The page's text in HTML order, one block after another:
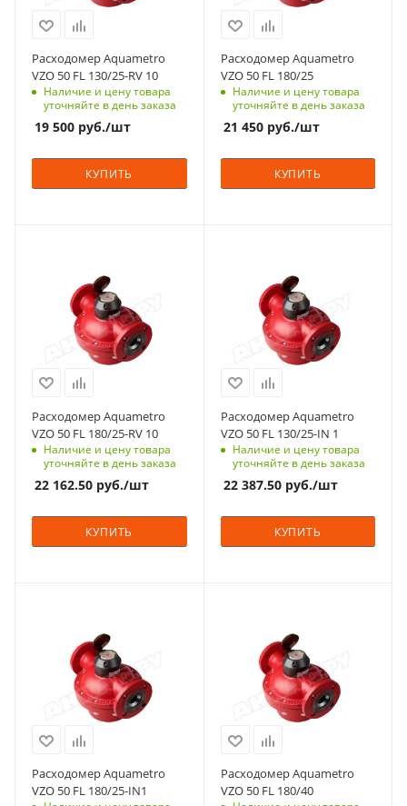
Расходомер Aquametro
VZO 50 FL 130/25-RV 10
Наличие и цену товара
уточняйте в день заказа
19 500 руб./шт
КУПИТЬ
Расходомер Aquametro
VZO 50 FL 180/25
Наличие и цену товара
уточняйте в день заказа
21 450руб./шт
КУПИТЬ
Расходомер Aquametro
VZO 50 FL 180/25-RV 10
Наличие и цену товара
уточняйте в день заказа
22 162.50 руб./шт
КУПИТЬ
Расходомер Aquametro
VZO 50 FL 130/25-IN 1
Наличие и цену товара
уточняйте в день заказа
22 387.50руб./шт
КУПИТЬ
Расходомер Aquametro
VZO 50 FL 180/25-IN1
Расходомер Aquametro
VZO 50 FL 180/40